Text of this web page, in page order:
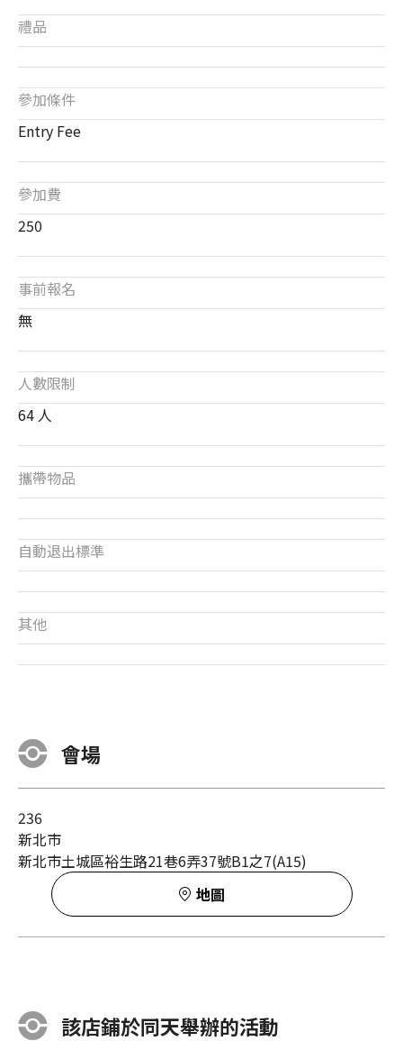
禮品
參加條件
Entry Fee
參加費
250
事前報名
無
人數限制
64 人
攜帶物品
自動退出標準
其他
會場
236
新北市
新北市土城區裕生路21巷6弄37號B1之7(A15)
地圖
該店鋪於同天舉辦的活動